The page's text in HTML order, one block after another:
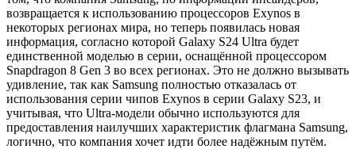
возвращается к использованию процессоров Exynos в
некоторых регионах мира, но теперь появилась новая
информация, согласно которой Galaxy S24 Ultra будет
единственной моделью в серии, оснащённой процессором
Snapdragon 8 Gen 3 во всех регионах. Это не должно вызывать
удивление, так как Samsung полностью отказалась от
использования серии чипов Exynos в серии Galaxy S23, и
учитывая, что Ultra-модели обычно используются для
предоставления наилучших характеристик флагмана Samsung,
логично, что компания хочет идти более надёжным путём.